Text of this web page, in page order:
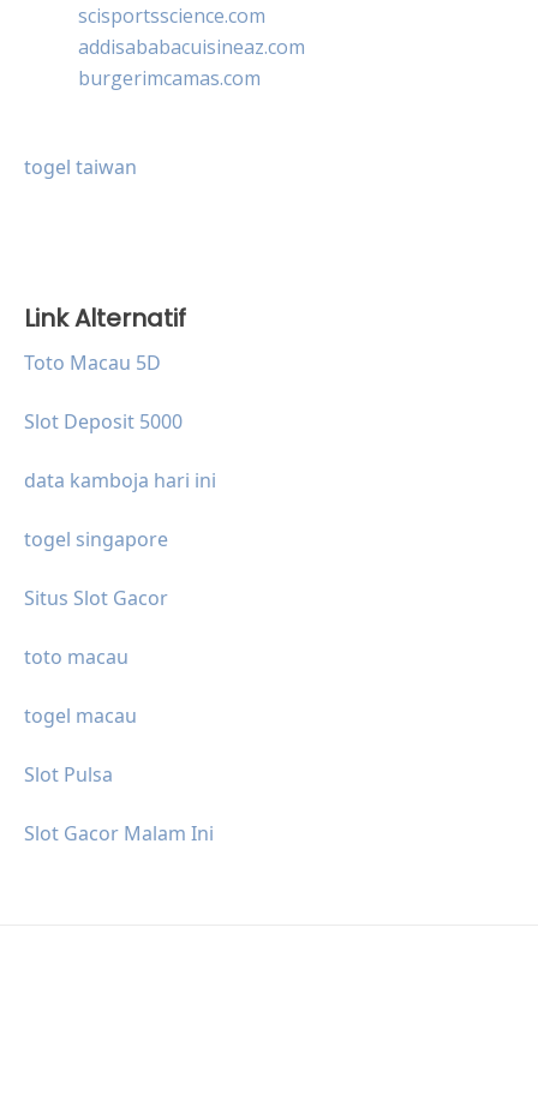
scisportsscience.com
addisababacuisineaz.com
burgerimcamas.com
togel taiwan
Link Alternatif
Toto Macau 5D
Slot Deposit 5000
data kamboja hari ini
togel singapore
Situs Slot Gacor
toto macau
togel macau
Slot Pulsa
Slot Gacor Malam Ini